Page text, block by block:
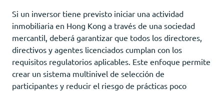
Si un inversor tiene previsto iniciar una actividad
inmobiliaria en Hong Kong a través de una sociedad
mercantil, deberá garantizar que todos los directores,
directivos y agentes licenciados cumplan con los
requisitos regulatorios aplicables. Este enfoque permite
crear un sistema multinivel de selección de
participantes y reducir el riesgo de prácticas poco